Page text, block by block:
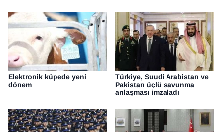
Elektronik küpede yeni
dönem
Türkiye, Suudi Arabistan ve
Pakistan üçlü savunma
anlaşması imzaladı